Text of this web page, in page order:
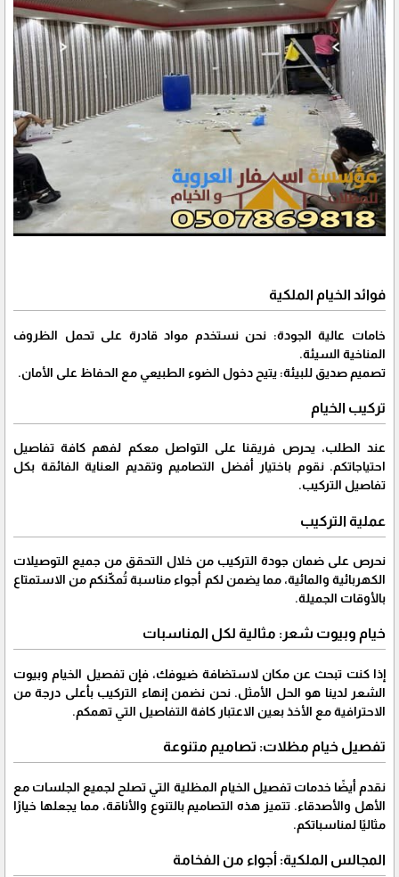
فوائد الخيام الملكية
خامات عالية الجودة: نحن نستخدم مواد قادرة على تحمل الظروف
المناخية السيئة.
تصميم صديق للبيئة: يتيح دخول الضوء الطبيعي مع الحفاظ على الأمان.
تركيب الخيام
عند الطلب، يحرص فريقنا على التواصل معكم لفهم كافة تفاصيل
احتياجاتكم. نقوم باختيار أفضل التصاميم وتقديم العناية الفائقة بكل
تفاصيل التركيب.
عملية التركيب
نحرص على ضمان جودة التركيب من خلال التحقق من جميع التوصيلات
الكهربائية والمائية، مما يضمن لكم أجواء مناسبة تُمكّنكم من الاستمتاع
بالأوقات الجميلة.
خيام وبيوت شعر: مثالية لكل المناسبات
إذا كنت تبحث عن مكان لاستضافة ضيوفك، فإن تفصيل الخيام وبيوت
الشعر لدينا هو الحل الأمثل. نحن نضمن إنهاء التركيب بأعلى درجة من
الاحترافية مع الأخذ بعين الاعتبار كافة التفاصيل التي تهمكم.
تفصيل خيام مظلات: تصاميم متنوعة
نقدم أيضًا خدمات تفصيل الخيام المظلية التي تصلح لجميع الجلسات مع
الأهل والأصدقاء. تتميز هذه التصاميم بالتنوع والأناقة، مما يجعلها خيارًا
مثاليًا لمناسباتكم.
المجالس الملكية: أجواء من الفخامة